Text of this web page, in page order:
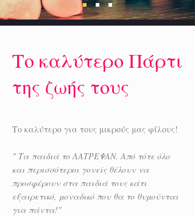
Το καλύτερο Πάρτι
της ζωής τους
Το καλύτερο για τους μικρούς μας φίλους!
" Τα παιδιά το ΛΑΤΡΕΨΑΝ. Από τότε όλο
και περισσότεροι γονείς θέλουν να
προσφέρουν στα παιδιά τους κάτι
εξαιρετικό, μοναδικό που θα το θυμούνται
για πάντα!"